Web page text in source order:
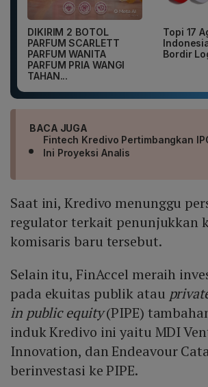
DIKIRIM 2 BOTOL
PARFUM SCARLETT
PARFUM WANITA
PARFUM PRIA WANGI
TAHAN...
Topi 17
Bordir
BACA JUGA
Fintech Kredivo Pertimbangkan
Ini Proyeksi Analis
Saat ini, Kredivo menunggu
regulator terkait penunjukkan
komisaris baru tersebut.
Selain itu, FinAccel meraih
pada ekuitas publik atau
in public equity(PIPE)
induk Kredivo ini yaitu MDI
Innovation, dan Endeavour
berinvestasi ke PIPE.